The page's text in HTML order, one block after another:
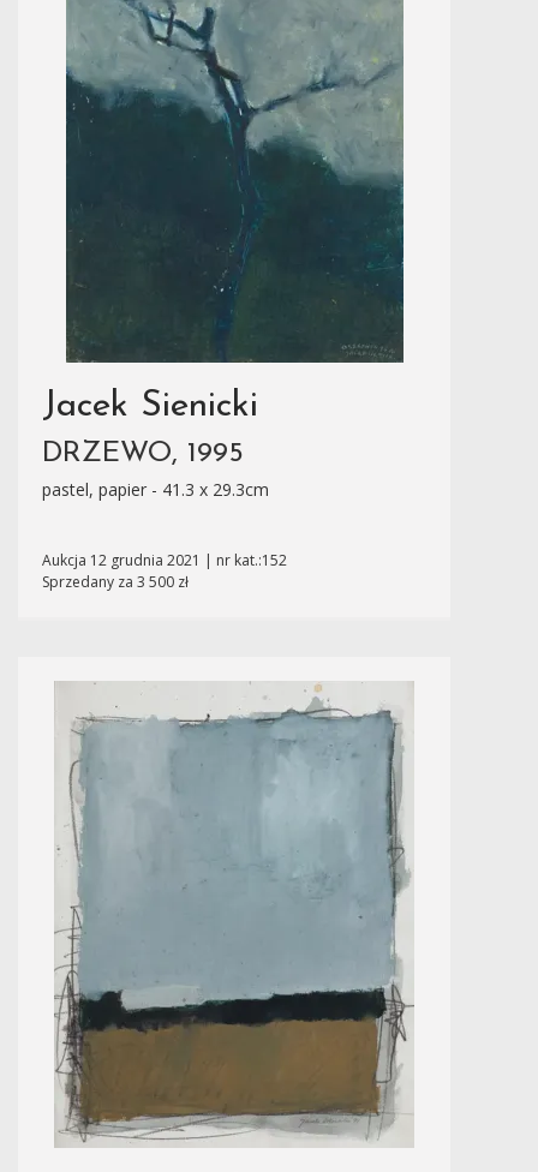
Jacek Sienicki
DRZEWO, 1995
pastel, papier - 41.3 x 29.3cm
Aukcja 12 grudnia 2021 | nr kat.:152
Sprzedany za 3 500 zł